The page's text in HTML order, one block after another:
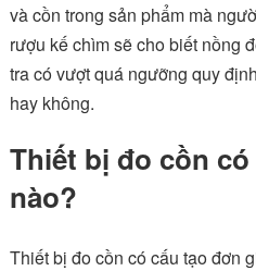
và cồn trong sản phẩm mà
rượu kế chìm sẽ cho biết nồng
tra có vượt quá ngưỡng quy
hay không.
Thiết bị đo cồn
nào?
Thiết bị đo cồn có cấu tạo đơn